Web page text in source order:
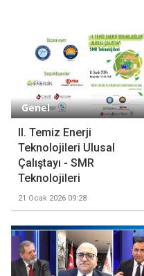
Genel
II. Temiz Enerji
Teknolojileri Ulusal
Çalıştayı - SMR
Teknolojileri
21 Ocak 2026 09:28